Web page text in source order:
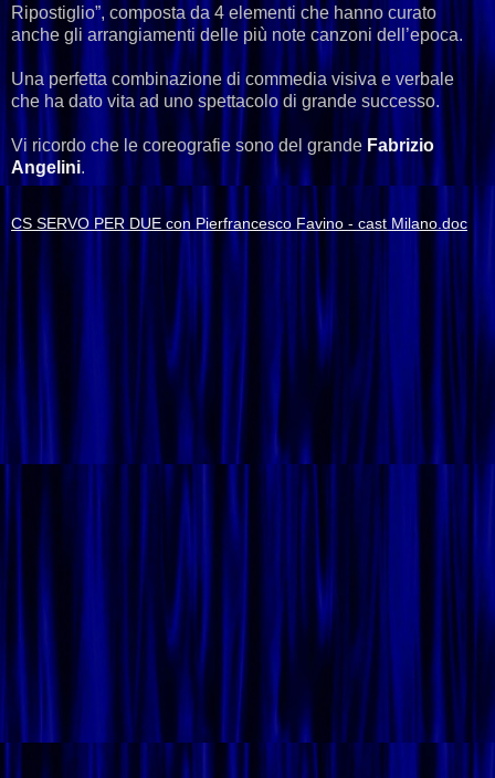
Ripostiglio”, composta da 4 elementi che hanno curato
anche gli arrangiamenti delle più note canzoni dell’epoca.
Una perfetta combinazione di commedia visiva e verbale
che ha dato vita ad uno spettacolo di grande successo.
Vi ricordo che le coreografie sono del grande Fabrizio
Angelini.
CS SERVO PER DUE con Pierfrancesco Favino - cast Milano.doc